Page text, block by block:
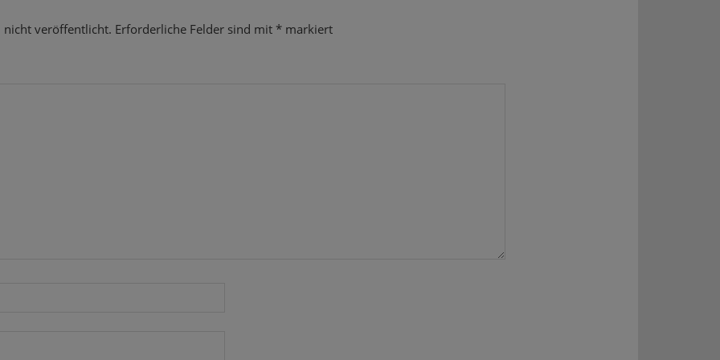
nicht veröffentlicht. Erforderliche Felder sind mit * markiert